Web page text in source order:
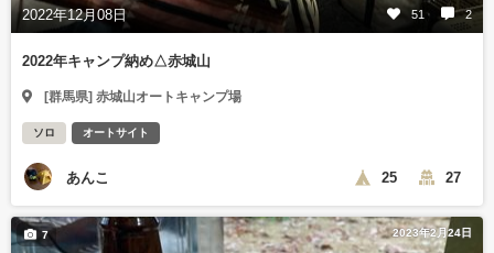
2022年12月08日 51 2
2022年キャンプ納め△赤城山
[群馬県] 赤城山オートキャンプ場
ソロ オートサイト
あんこ 25 27
2023年2月24日
7